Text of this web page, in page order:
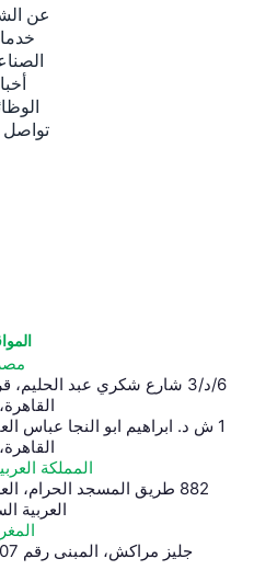
عن
تواصل
6/د/3 شارع شكري عبد
1 ش د. ابراهيم ابو النجا عباس
المملكة
882 طريق المسجد الحرام،
العربية
جليز مراكش، المبنى رقم 107، الطابق الثالث، المغرب